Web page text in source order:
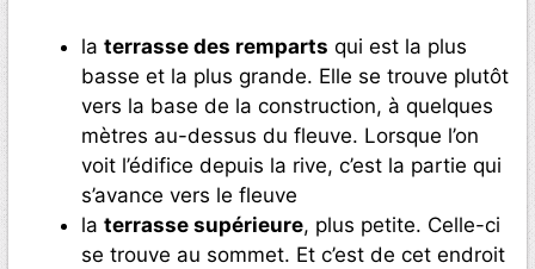
la terrasse des remparts qui est la plus
basse et la plus grande. Elle se trouve plutôt
vers la base de la construction, à quelques
mètres au-dessus du fleuve. Lorsque l’on
voit l’édifice depuis la rive, c’est la partie qui
s’avance vers le fleuve
la terrasse supérieure, plus petite. Celle-ci
se trouve au sommet. Et c’est de cet endroit